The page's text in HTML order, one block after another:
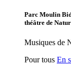
Parc Moulin
théâtre de
Musiques de
Pour tous En